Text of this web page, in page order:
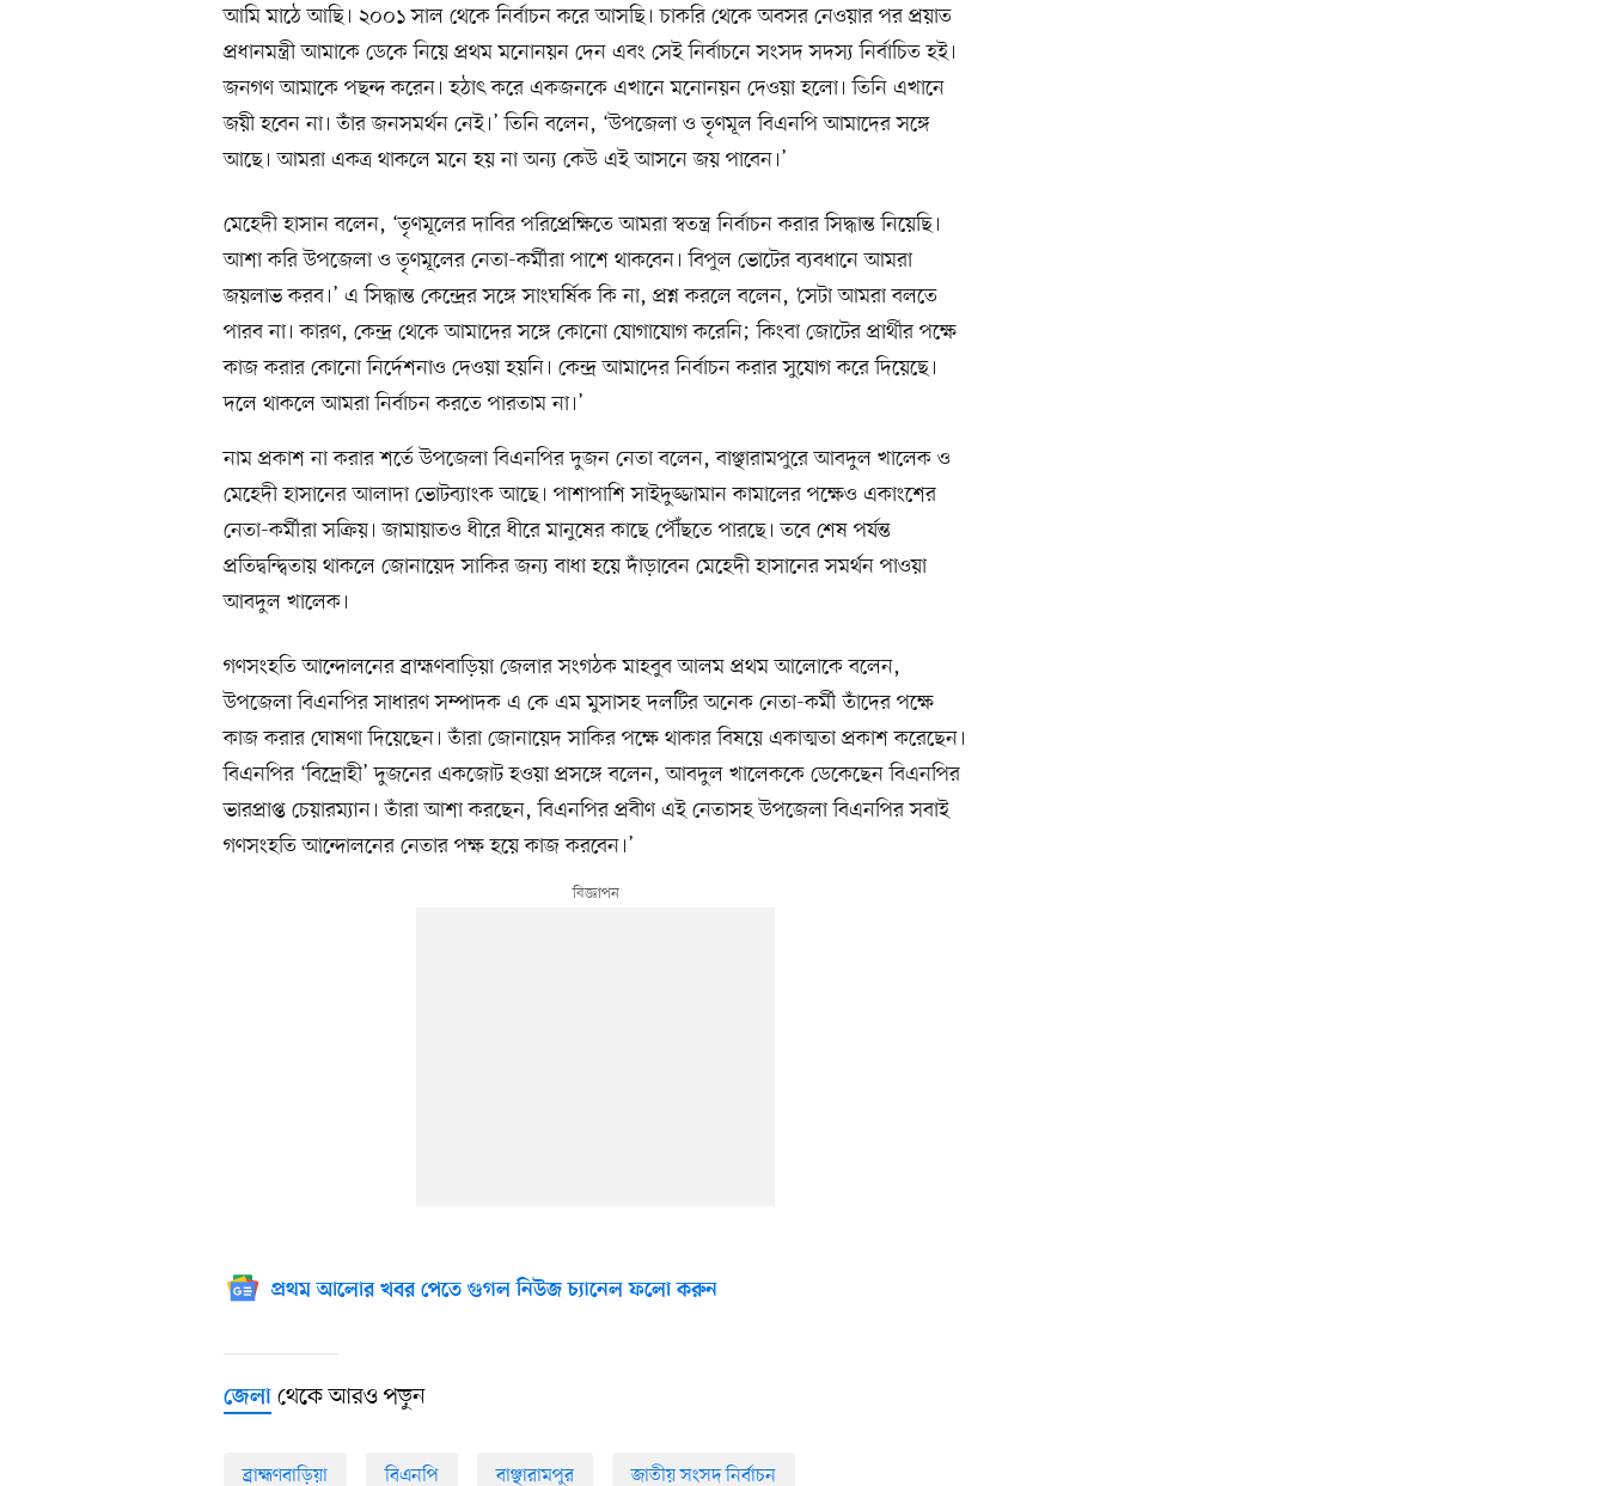
আমি মাঠে আছি। ২০০১ সাল থেকে নির্বাচন করে আসছি। চাকরি থেকে অবসর নেওয়ার পর প্রয়াত
প্রধানমন্ত্রী আমাকে ডেকে নিয়ে প্রথম মনোনয়ন দেন এবং সেই নির্বাচনে সংসদ সদস্য নির্বাচিত হই।
জনগণ আমাকে পছন্দ করেন। হঠাৎ করে একজনকে এখানে মনোনয়ন দেওয়া হলো। তিনি এখানে
জয়ী হবেন না। তাঁর জনসমর্থন নেই।’ তিনি বলেন, ‘উপজেলা ও তৃণমূল বিএনপি আমাদের সঙ্গে
আছে। আমরা একত্র থাকলে মনে হয় না অন্য কেউ এই আসনে জয় পাবেন।’
মেহেদী হাসান বলেন, ‘তৃণমূলের দাবির পরিপ্রেক্ষিতে আমরা স্বতন্ত্র নির্বাচন করার সিদ্ধান্ত নিয়েছি।
আশা করি উপজেলা ও তৃণমূলের নেতা-কর্মীরা পাশে থাকবেন। বিপুল ভোটের ব্যবধানে আমরা
জয়লাভ করব।’ এ সিদ্ধান্ত কেন্দ্রের সঙ্গে সাংঘর্ষিক কি না, প্রশ্ন করলে বলেন, ‘সেটা আমরা বলতে
পারব না। কারণ, কেন্দ্র থেকে আমাদের সঙ্গে কোনো যোগাযোগ করেনি; কিংবা জোটের প্রার্থীর পক্ষে
কাজ করার কোনো নির্দেশনাও দেওয়া হয়নি। কেন্দ্র আমাদের নির্বাচন করার সুযোগ করে দিয়েছে।
দলে থাকলে আমরা নির্বাচন করতে পারতাম না।’
নাম প্রকাশ না করার শর্তে উপজেলা বিএনপির দুজন নেতা বলেন, বাঞ্ছারামপুরে আবদুল খালেক ও
মেহেদী হাসানের আলাদা ভোটব্যাংক আছে। পাশাপাশি সাইদুজ্জামান কামালের পক্ষেও একাংশের
নেতা-কর্মীরা সক্রিয়। জামায়াতও ধীরে ধীরে মানুষের কাছে পৌঁছতে পারছে। তবে শেষ পর্যন্ত
প্রতিদ্বন্দ্বিতায় থাকলে জোনায়েদ সাকির জন্য বাধা হয়ে দাঁড়াবেন মেহেদী হাসানের সমর্থন পাওয়া
আবদুল খালেক।
গণসংহতি আন্দোলনের ব্রাহ্মণবাড়িয়া জেলার সংগঠক মাহবুব আলম প্রথম আলোকে বলেন,
উপজেলা বিএনপির সাধারণ সম্পাদক এ কে এম মুসাসহ দলটির অনেক নেতা-কর্মী তাঁদের পক্ষে
কাজ করার ঘোষণা দিয়েছেন। তাঁরা জোনায়েদ সাকির পক্ষে থাকার বিষয়ে একাত্মতা প্রকাশ করেছেন।
বিএনপির ‘বিদ্রোহী’ দুজনের একজোট হওয়া প্রসঙ্গে বলেন, আবদুল খালেককে ডেকেছেন বিএনপির
ভারপ্রাপ্ত চেয়ারম্যান। তাঁরা আশা করছেন, বিএনপির প্রবীণ এই নেতাসহ উপজেলা বিএনপির সবাই
গণসংহতি আন্দোলনের নেতার পক্ষ হয়ে কাজ করবেন।’
প্রথম আলোর খবর পেতে গুগল নিউজ চ্যানেল ফলো করুন
জেলা থেকে আরও পড়ুন
ব্রাহ্মণবাড়িয়া বিএনপি বাঞ্ছারামপুর জাতীয় সংসদ নির্বাচন